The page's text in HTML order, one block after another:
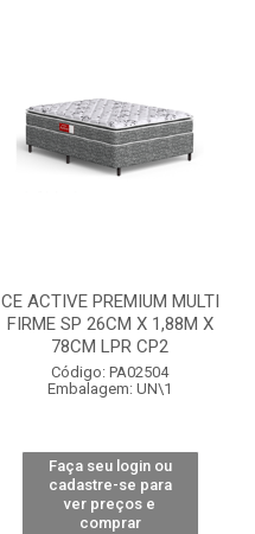
CE ACTIVE PREMIUM MULTI
FIRME SP 26CM X 1,88M X
78CM LPR CP2
Código: PA02504
Embalagem: UN\1
Faça seu login ou
cadastre-se para
ver preços e
comprar